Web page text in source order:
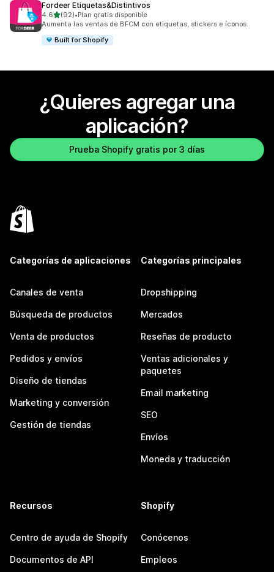
Fordeer Etiquetas&Distintivos
4.6de 5 estrellas
(92)
92 reseñas en total
•Plan gratis disponible
Aumenta las ventas de BFCM con etiquetas, stickers e íconos.
Built for Shopify
¿Quieres agregar una
aplicación?
Prueba Shopify gratis por 3 días
Categorías de aplicaciones
Canales de venta
Búsqueda de productos
Venta de productos
Pedidos y envíos
Diseño de tiendas
Marketing y conversión
Gestión de tiendas
Categorías principales
Dropshipping
Mercados
Reseñas de producto
Ventas adicionales y
paquetes
Email marketing
SEO
Envíos
Moneda y traducción
Recursos
Centro de ayuda de Shopify
Documentos de API
Shopify
Conócenos
Empleos